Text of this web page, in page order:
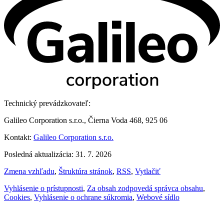
Technický prevádzkovateľ:
Galileo Corporation s.r.o., Čierna Voda 468, 925 06
Kontakt: Galileo Corporation s.r.o.
Posledná aktualizácia: 31. 7. 2026
Zmena vzhľadu, Štruktúra stránok, RSS, Vytlačiť
Vyhlásenie o prístupnosti, Za obsah zodpovedá správca obsahu,
Cookies, Vyhlásenie o ochrane súkromia, Webové sídlo